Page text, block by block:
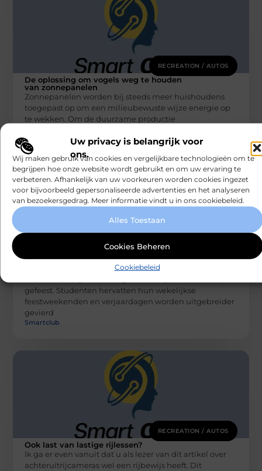
Uw privacy is belangrijk voor
ons.
Wij maken gebruik van cookies en vergelijkbare technologieën om te
begrijpen hoe onze website wordt gebruikt en om uw ervaring te
verbeteren. Afhankelijk van uw voorkeuren worden cookies ingezet
voor bijvoorbeeld gepersonaliseerde advertenties en het analyseren
van bezoekersgedrag. Meer informatie vindt u in ons cookiebeleid.
Alles Toestaan
Cookies Beheren
Cookiebeleid
RECREATION / AUTOS
De oplossing om vogels weg te houden
van zonnepanelen
Zonnepanelen worden bij steeds meer huishoudens
toegepast op om een milieubewuste wijze energie op
te wekken. Om de duurzame productie
RECREATION / AUTOS
De voordelen van het inhuren van een
gefeest. Studenten hervatten hun wekelijkse
feestweekenden en verjaardagen worden uitgebreider
gevierd
Smartclub
RECREATION / AUTOS
Ook last van lastige rijlessen?
Ik ga er even vanuit dat u als lezer van dit artikel over
achteruitrijcameras wel een rijbewijs heeft. Dit